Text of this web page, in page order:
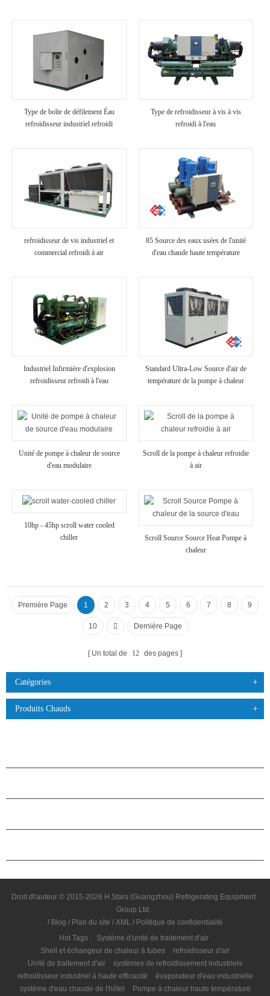
Type de boîte de défilement Éau
refroidisseur industriel refroidi
Type de refroidisseur à vis à vis
refroidi à l'eau
refroidisseur de vis industriel et
commercial refroidi à air
85 Source des eaux usées de l'unité
d'eau chaude haute température
Industriel Infirmière d'explosion
refroidisseur refroidi à l'eau
Standard Ultra-Low Source d'air de
température de la pompe à chaleur
Unité de pompe à chaleur de source
d'eau modulaire
Scroll de la pompe à chaleur refroidie
à air
10hp - 45hp scroll water cooled
chiller
Scroll Source Source Heat Pompe à
chaleur
Première Page 1 2 3 4 5 6 7 8 9
10 Dernière Page
Un total de 12 des pages
Catégories
Produits Chauds
Droit d\'auteur © 2015-2026 H.Stars (Guangzhou) Refrigerating Equipment
Group Ltd.
/ Blog / Plan du site / XML / Politique de confidentialité
Hot Tags :
Système d'unité de traitement d'air
Shell et échangeur de chaleur à tubes
refroidisseur d'air
Unité de traitement d'air
systèmes de refroidissement industriels
refroidisseur industriel à haute efficacité
évaporateur d'eau industrielle
système d'eau chaude de l'hôtel
Pompe à chaleur haute température